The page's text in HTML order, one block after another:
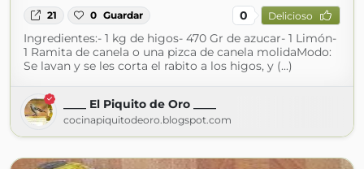
21 0 Guardar 0 Delicioso
Ingredientes:- 1 kg de higos- 470 Gr de azucar- 1 Limón-
1 Ramita de canela o una pizca de canela molidaModo:
Se lavan y se les corta el rabito a los higos, y (...)
____ El Piquito de Oro ____
cocinapiquitodeoro.blogspot.com